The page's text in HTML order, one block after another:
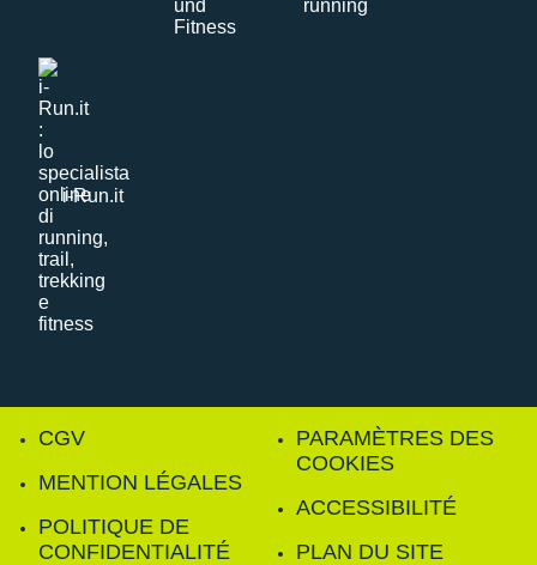
i-Run.it
CGV
MENTION LÉGALES
POLITIQUE DE
CONFIDENTIALITÉ
PARAMÈTRES DES
COOKIES
ACCESSIBILITÉ
PLAN DU SITE